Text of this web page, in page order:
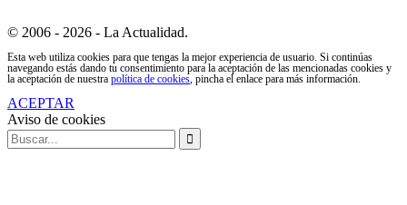
© 2006 - 2026 - La Actualidad.
Esta web utiliza cookies para que tengas la mejor experiencia de usuario. Si continúas
navegando estás dando tu consentimiento para la aceptación de las mencionadas cookies y
la aceptación de nuestra política de cookies, pincha el enlace para más información.
ACEPTAR
Aviso de cookies